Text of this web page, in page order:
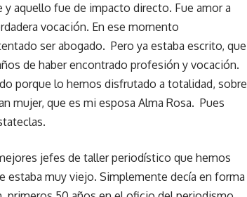
aquello fue de impacto directo. Fue amor a
vocación. En ese momento
ser abogado. Pero ya estaba escrito, que
de haber encontrado profesión y vocación.
porque lo hemos disfrutado a totalidad, sobre
mujer, que es mi esposa Alma Rosa. Pues
jefes de taller periodístico que hemos
estaba muy viejo. Simplemente decía en forma